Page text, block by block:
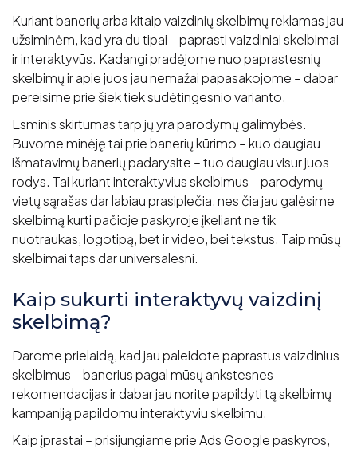
Kuriant banerių arba kitaip vaizdinių skelbimų reklamas jau
užsiminėm, kad yra du tipai – paprasti vaizdiniai skelbimai
ir interaktyvūs. Kadangi pradėjome nuo paprastesnių
skelbimų ir apie juos jau nemažai papasakojome – dabar
pereisime prie šiek tiek sudėtingesnio varianto.
Esminis skirtumas tarp jų yra parodymų galimybės.
Buvome minėję tai prie banerių kūrimo – kuo daugiau
išmatavimų banerių padarysite – tuo daugiau visur juos
rodys. Tai kuriant interaktyvius skelbimus – parodymų
vietų sąrašas dar labiau prasiplečia, nes čia jau galėsime
skelbimą kurti pačioje paskyroje įkeliant ne tik
nuotraukas, logotipą, bet ir video, bei tekstus. Taip mūsų
skelbimai taps dar universalesni.
Kaip sukurti interaktyvų vaizdinį
skelbimą?
Darome prielaidą, kad jau paleidote paprastus vaizdinius
skelbimus – banerius pagal mūsų ankstesnes
rekomendacijas ir dabar jau norite papildyti tą skelbimų
kampaniją papildomu interaktyviu skelbimu.
Kaip įprastai – prisijungiame prie Ads Google paskyros,